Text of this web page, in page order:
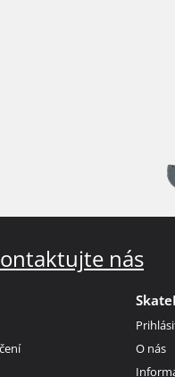
nás
O nás